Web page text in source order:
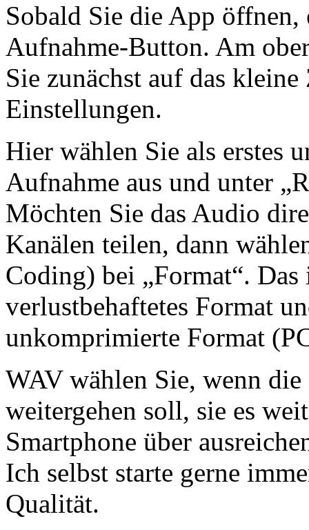
Sobald Sie die App
Aufnahme-Button. Am
Sie zunächst auf das
Einstellungen.
Hier wählen Sie als erstes
Aufnahme aus und unter
Möchten Sie das Audio
Kanälen teilen, dann
Coding) bei „Format“.
verlustbehaftetes Format
unkomprimierte Format
WAV wählen Sie, wenn
weitergehen soll, sie es
Smartphone über
Ich selbst starte gerne
Qualität.